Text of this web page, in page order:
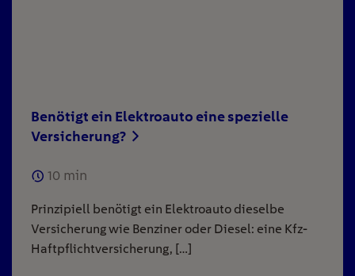
Benötigt ein Elektroauto eine spezielle
Versicherung?
10 min
Prinzipiell benötigt ein Elektroauto dieselbe
Versicherung wie Benziner oder Diesel: eine Kfz-
Haftpflichtversicherung, […]